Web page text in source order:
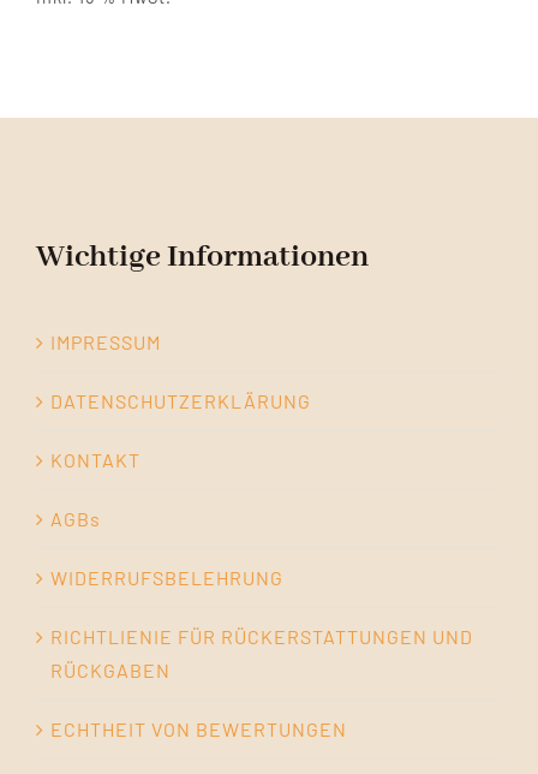
Wichtige Informationen
IMPRESSUM
DATENSCHUTZERKLÄRUNG
KONTAKT
AGBs
WIDERRUFSBELEHRUNG
RICHTLIENIE FÜR RÜCKERSTATTUNGEN UND
RÜCKGABEN
ECHTHEIT VON BEWERTUNGEN